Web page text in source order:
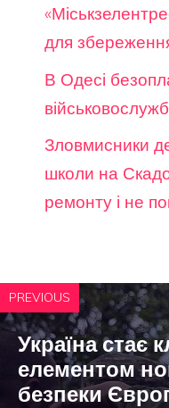
для
В Одесі
Зловмисники
школи на
ремонту і не
PREVIOUS
Україна стає
елементом
безпеки